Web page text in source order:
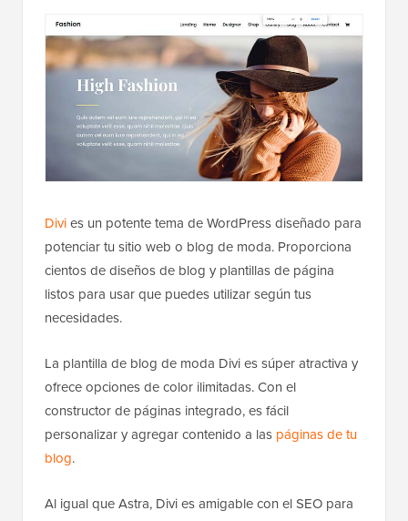
Divies un potente tema de WordPress diseñado para
potenciar tu sitio web o blog de moda. Proporciona
cientos de diseños de blog y plantillas de página
listos para usar que puedes utilizar según tus
necesidades.
La plantilla de blog de moda Divi es súper atractiva y
ofrece opciones de color ilimitadas. Con el
constructor de páginas integrado, es fácil
personalizar y agregar contenido a las páginas de tu
blog.
Al igual que Astra, Divi es amigable con el SEO para